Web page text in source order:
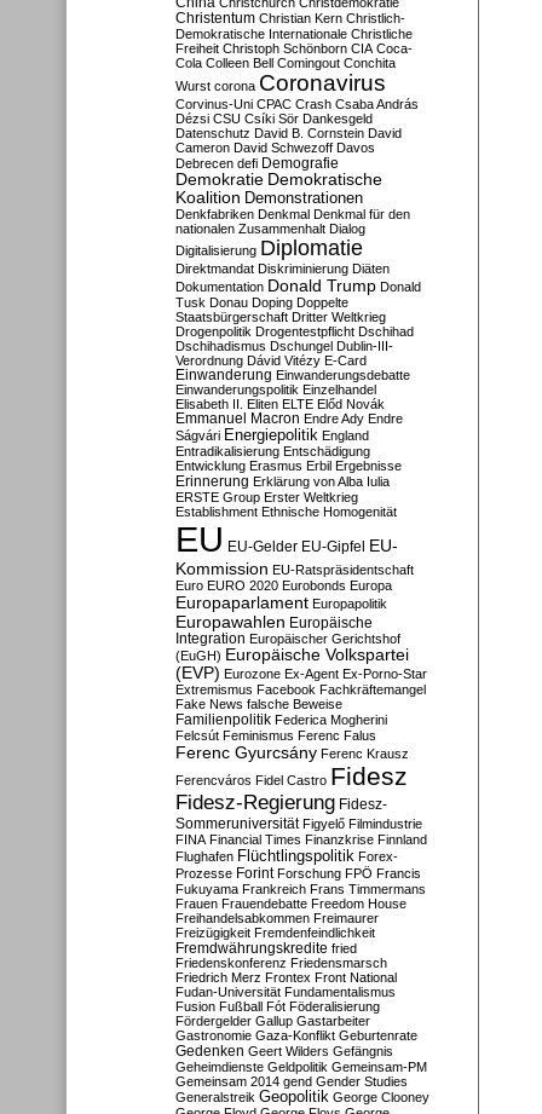
Christentum Christian Kern Christlich-
Demokratische Internationale Christliche
Freiheit Christoph Schönborn CIA Coca-
Cola Colleen Bell Comingout Conchita
Wurst corona Coronavirus
Corvinus-Uni CPAC Crash Csaba András
Dézsi CSU Csíki Sör Dankesgeld
Datenschutz David B. Cornstein David
Cameron David Schwezoff Davos
Debrecen defi Demografie
Demokratie Demokratische
Koalition Demonstrationen
Denkfabriken Denkmal Denkmal für den
nationalen Zusammenhalt Dialog
Digitalisierung Diplomatie
Direktmandat Diskriminierung Diäten
Dokumentation Donald Trump Donald
Tusk Donau Doping Doppelte
Staatsbürgerschaft Dritter Weltkrieg
Drogenpolitik Drogentestpflicht Dschihad
Dschihadismus Dschungel Dublin-III-
Verordnung Dávid Vitézy E-Card
Einwanderung Einwanderungsdebatte
Einwanderungspolitik Einzelhandel
Elisabeth II. Eliten ELTE Előd Novák
Emmanuel Macron Endre Ady Endre
Ságvári Energiepolitik England
Entradikalisierung Entschädigung
Entwicklung Erasmus Erbil Ergebnisse
Erinnerung Erklärung von Alba Iulia
ERSTE Group Erster Weltkrieg
Establishment Ethnische Homogenität
EU EU-Gelder EU-Gipfel EU-
Kommission EU-Ratspräsidentschaft
Euro EURO 2020 Eurobonds Europa
Europaparlament Europapolitik
Europawahlen Europäische
Integration Europäischer Gerichtshof
(EuGH) Europäische Volkspartei
(EVP) Eurozone Ex-Agent Ex-Porno-Star
Extremismus Facebook Fachkräftemangel
Fake News falsche Beweise
Familienpolitik Federica Mogherini
Felcsút Feminismus Ferenc Falus
Ferenc Gyurcsány Ferenc Krausz
Ferencváros Fidel Castro Fidesz
Fidesz-Regierung Fidesz-
Sommeruniversität Figyelő Filmindustrie
FINA Financial Times Finanzkrise Finnland
Flughafen Flüchtlingspolitik Forex-
Prozesse Forint Forschung FPÖ Francis
Fukuyama Frankreich Frans Timmermans
Frauen Frauendebatte Freedom House
Freihandelsabkommen Freimaurer
Freizügigkeit Fremdenfeindlichkeit
Fremdwährungskredite fried
Friedenskonferenz Friedensmarsch
Friedrich Merz Frontex Front National
Fudan-Universität Fundamentalismus
Fusion Fußball Fót Föderalisierung
Fördergelder Gallup Gastarbeiter
Gastronomie Gaza-Konflikt Geburtenrate
Gedenken Geert Wilders Gefängnis
Geheimdienste Geldpolitik Gemeinsam-PM
Gemeinsam 2014 gend Gender Studies
Generalstreik Geopolitik George Clooney